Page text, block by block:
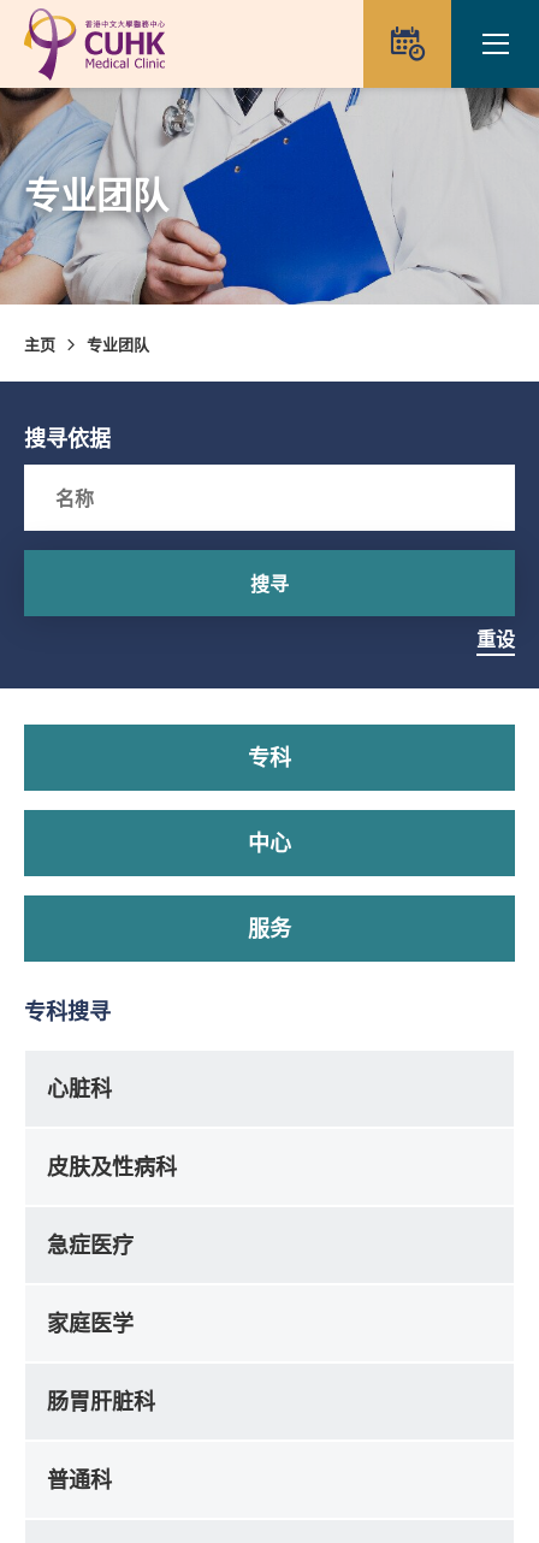
Skip to main content
预约
专业团队
主页 专业团队
搜寻依据
搜寻
重设
专科
中心
服务
专科搜寻
心脏科
皮肤及性病科
急症医疗
家庭医学
肠胃肝脏科
普通科